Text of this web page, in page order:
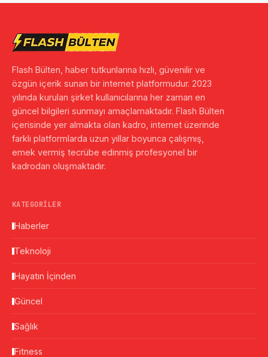
Flash Bülten, haber tutkunlarına hızlı, güvenilir ve
özgün içerik sunan bir internet platformudur. 2023
yılında kurulan şirket kullanıcılarına her zaman en
güncel bilgileri sunmayı amaçlamaktadır. Flash Bülten
içerisinde yer almakta olan kadro, internet üzerinde
farklı platformlarda uzun yıllar boyunca çalışmış,
emek vermiş tecrübe edinmiş profesyonel bir
kadrodan oluşmaktadır.
KATEGORILER
Haberler
Teknoloji
Hayatın İçinden
Güncel
Sağlık
Fitness